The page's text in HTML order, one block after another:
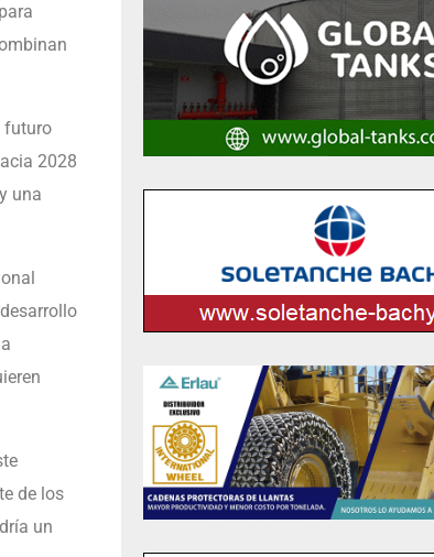
futuro
2028
una
de los
un